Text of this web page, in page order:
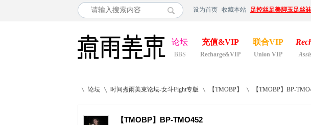
设为首页 收藏本站 足控丝足美脚玉足丝
论坛
BBS
充值&VIP
Recharge&VIP
联合VIP
Union VIP
论坛 时间煮雨美束论坛-女斗Fight专版 【TMOBP】 【TMOBP】BP-
【TMOBP】BP-TMO452